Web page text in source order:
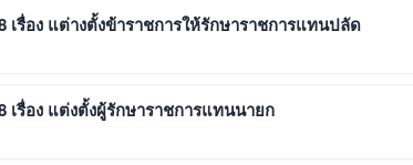
เรื่อง แต่างตั้งข้าราชการให้รักษาราชการแทนปลัด
เรื่อง แต่งตั้งผู้รักษาราชการแทนนายก